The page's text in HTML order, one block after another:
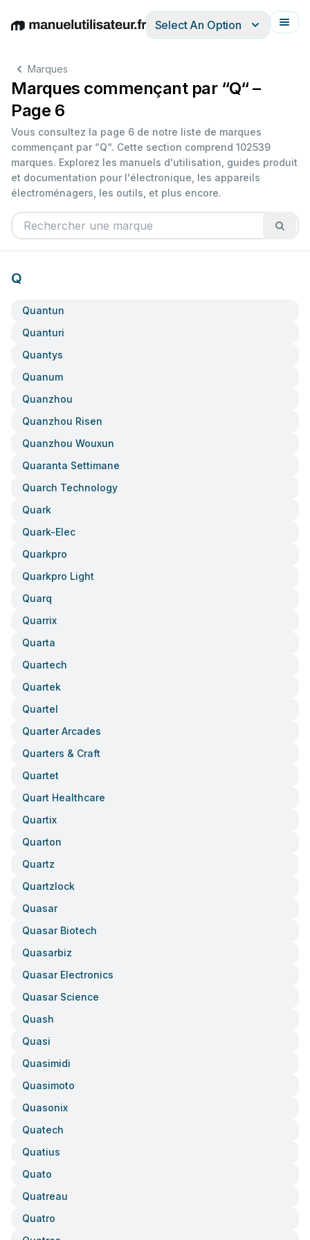
EnglishDeutschEspañolItalianoFrançais
Select An Option
Marques
Marques commençant par “Q“ –
Page 6
Vous consultez la page 6 de notre liste de marques
commençant par “Q“. Cette section comprend 102539
marques. Explorez les manuels d'utilisation, guides produit
et documentation pour l'électronique, les appareils
électroménagers, les outils, et plus encore.
Q
Quantun
Quanturi
Quantys
Quanum
Quanzhou
Quanzhou Risen
Quanzhou Wouxun
Quaranta Settimane
Quarch Technology
Quark
Quark-Elec
Quarkpro
Quarkpro Light
Quarq
Quarrix
Quarta
Quartech
Quartek
Quartel
Quarter Arcades
Quarters & Craft
Quartet
Quart Healthcare
Quartix
Quarton
Quartz
Quartzlock
Quasar
Quasar Biotech
Quasarbiz
Quasar Electronics
Quasar Science
Quash
Quasi
Quasimidi
Quasimoto
Quasonix
Quatech
Quatius
Quato
Quatreau
Quatro